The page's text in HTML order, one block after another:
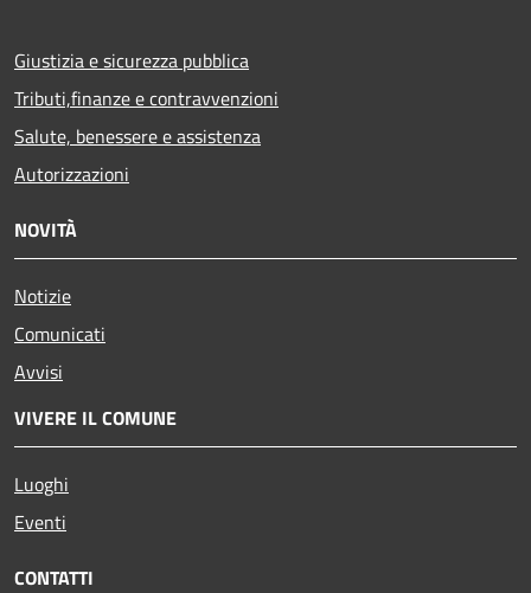
Giustizia e sicurezza pubblica
Tributi,finanze e contravvenzioni
Salute, benessere e assistenza
Autorizzazioni
NOVITÀ
Notizie
Comunicati
Avvisi
VIVERE IL COMUNE
Luoghi
Eventi
CONTATTI